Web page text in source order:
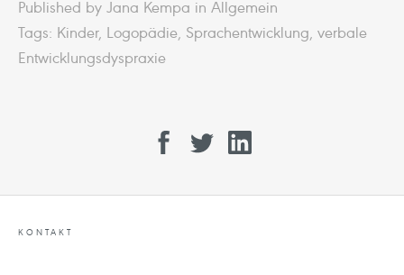
Published by Jana Kempa in Allgemein
Tags: Kinder, Logopädie, Sprachentwicklung, verbale
Entwicklungsdyspraxie
KONTAKT